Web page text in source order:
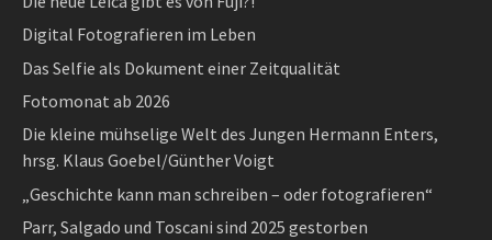
Digital Fotografieren im Leben
Das Selfie als Dokument einer Zeitqualität
Fotomonat ab 2026
Die kleine mühselige Welt des Jungen Hermann Enters,
hrsg. Klaus Goebel/Günther Voigt
„Geschichte kann man schreiben – oder fotografieren“
Parr, Salgado und Toscani sind 2025 gestorben